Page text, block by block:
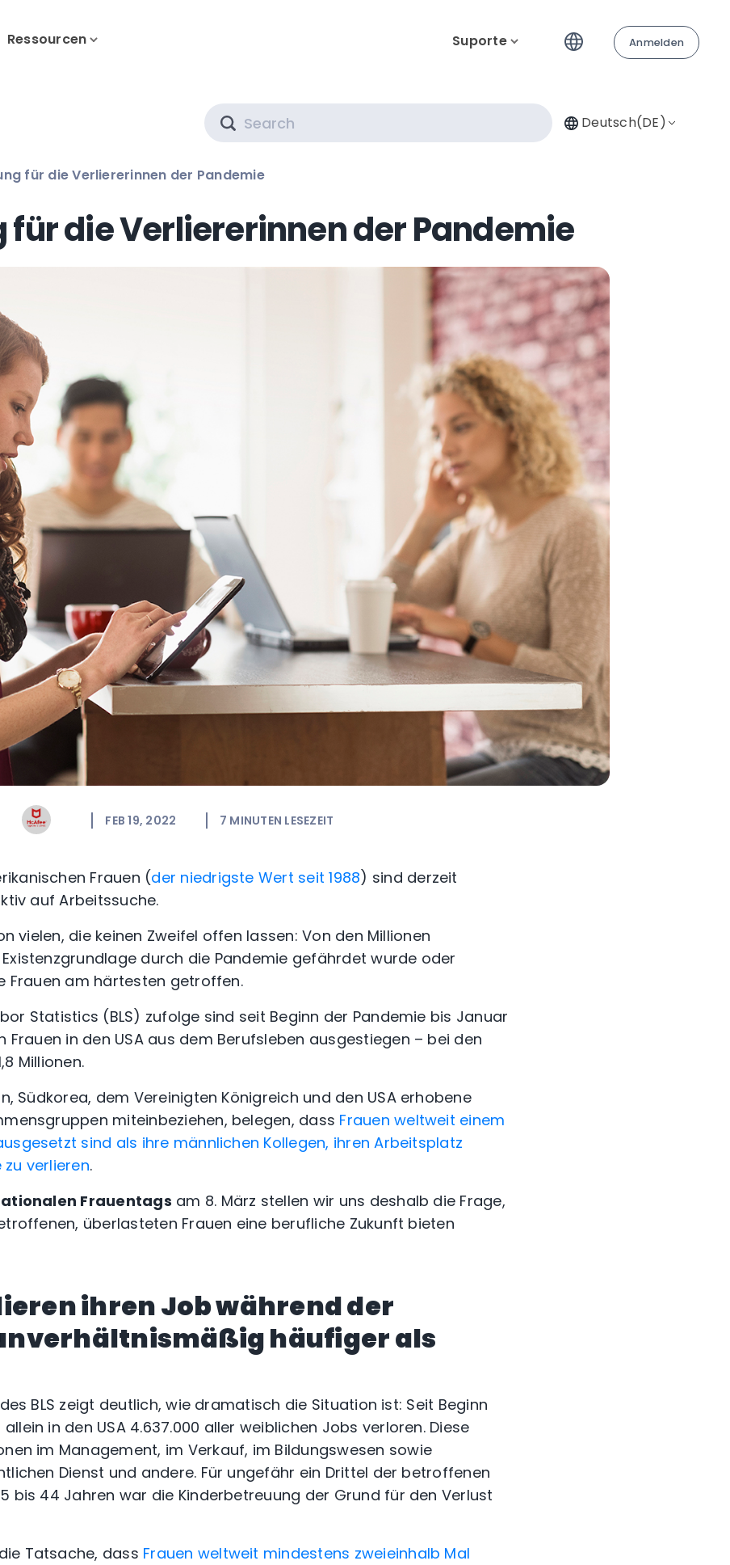
Ressourcen Suporte Anmelden
Deutsch(DE)
für die Verliererinnen der Pandemie
die Verliererinnen der Pandemie
FEB 19, 2022 7 MINUTEN LESEZEIT
Frauen (der niedrigste Wert seit 1988) sind derzeit
auf Arbeitssuche.
vielen, die keinen Zweifel offen lassen: Von den Millionen
durch die Pandemie gefährdet wurde oder
Frauen am härtesten getroffen.
Statistics (BLS) zufolge sind seit Beginn der Pandemie bis Januar
Frauen in den USA aus dem Berufsleben ausgestiegen – bei den
Millionen.
Südkorea, dem Vereinigten Königreich und den USA erhobene
miteinbeziehen, belegen, dass Frauen weltweit einem
sind als ihre männlichen Kollegen, ihren Arbeitsplatz
verlieren.
Frauentags am 8. März stellen wir uns deshalb die Frage,
überlasteten Frauen eine berufliche Zukunft bieten
ihren Job während der
häufiger als
BLS zeigt deutlich, wie dramatisch die Situation ist: Seit Beginn
in den USA 4.637.000 aller weiblichen Jobs verloren. Diese
im Management, im Verkauf, im Bildungswesen sowie
Dienst und andere. Für ungefähr ein Drittel der betroffenen
bis 44 Jahren war die Kinderbetreuung der Grund für den Verlust
Tatsache, dass Frauen weltweit mindestens zweieinhalb Mal